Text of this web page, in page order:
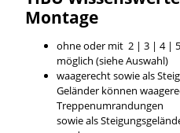
Montage
ohne oder mit 2 | 3 | 4 |
möglich (siehe Auswahl)
waagerecht sowie als
Geländer können
Treppenumrandungen
sowie als